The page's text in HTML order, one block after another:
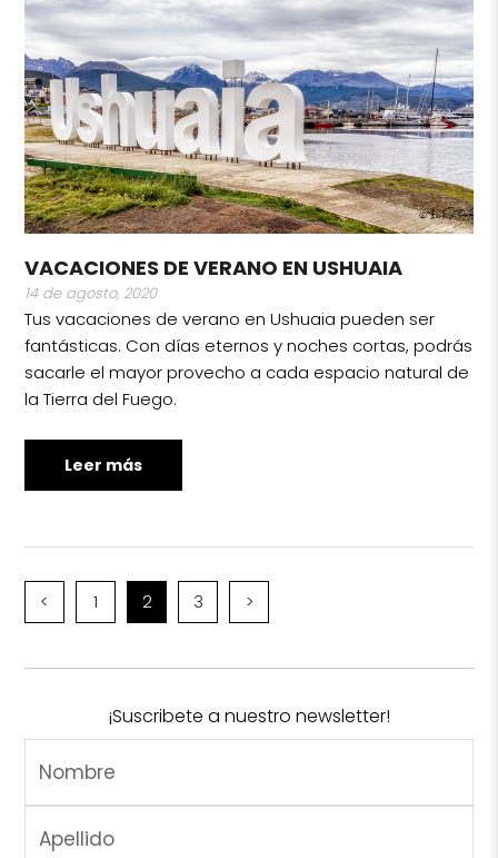
VACACIONES DE VERANO EN USHUAIA
14 de agosto, 2020
Tus vacaciones de verano en Ushuaia pueden ser
fantásticas. Con días eternos y noches cortas, podrás
sacarle el mayor provecho a cada espacio natural de
la Tierra del Fuego.
Leer más
< 1 2 3 >
¡Suscribete a nuestro newsletter!